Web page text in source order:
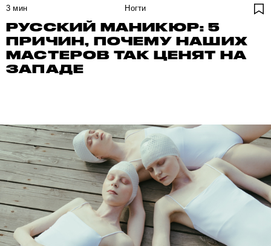
3 мин Ногти
РУССКИЙ МАНИКЮР: 5
ПРИЧИН, ПОЧЕМУ НАШИХ
МАСТЕРОВ ТАК ЦЕНЯТ НА
ЗАПАДЕ